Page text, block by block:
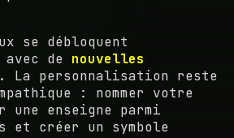
se débloquent
avec de nouvelles
. La personnalisation reste
: nommer votre
enseigne parmi
et créer un symbole